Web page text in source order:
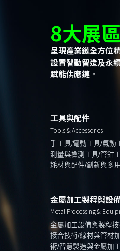
8大展區
呈現產業鏈全方位
設置智動智造及永
賦能供應鏈。
工具與配件
Tools & Accessories
手工具/電動工具/氣動
測量與檢測工具/管鉗
耗材與配件/創新與多
金屬加工製程與設
Metal Processing &
金屬加工設備與製程
接合技術/線材與管材
術/智慧製造與金屬加